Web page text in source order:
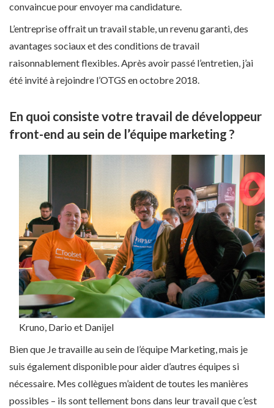
convaincue pour envoyer ma candidature.
L’entreprise offrait un travail stable, un revenu garanti, des
avantages sociaux et des conditions de travail
raisonnablement flexibles. Après avoir passé l’entretien, j’ai
été invité à rejoindre l’OTGS en octobre 2018.
En quoi consiste votre travail de développeur
front-end au sein de l’équipe marketing ?
Kruno, Dario et Danijel
Bien que Je travaille au sein de l’équipe Marketing, mais je
suis également disponible pour aider d’autres équipes si
nécessaire. Mes collègues m’aident de toutes les manières
possibles – ils sont tellement bons dans leur travail que c’est